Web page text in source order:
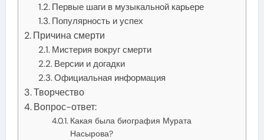
Первые шаги в музыкальной карьере
Популярность и успех
Причина смерти
Мистерия вокруг смерти
Версии и догадки
Официальная информация
Творчество
Вопрос-ответ:
Какая была биография Мурата
Насырова?